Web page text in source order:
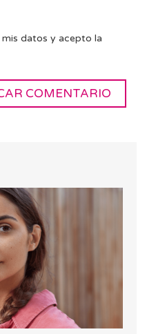
datos y acepto la